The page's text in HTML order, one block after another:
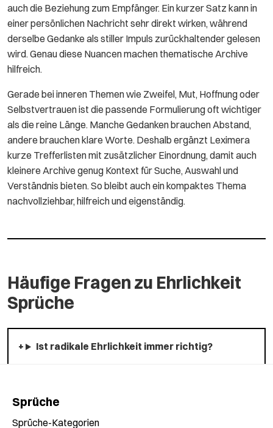
auch die Beziehung zum Empfänger. Ein kurzer Satz kann in
einer persönlichen Nachricht sehr direkt wirken, während
derselbe Gedanke als stiller Impuls zurückhaltender gelesen
wird. Genau diese Nuancen machen thematische Archive
hilfreich.
Gerade bei inneren Themen wie Zweifel, Mut, Hoffnung oder
Selbstvertrauen ist die passende Formulierung oft wichtiger
als die reine Länge. Manche Gedanken brauchen Abstand,
andere brauchen klare Worte. Deshalb ergänzt Leximera
kurze Trefferlisten mit zusätzlicher Einordnung, damit auch
kleinere Archive genug Kontext für Suche, Auswahl und
Verständnis bieten. So bleibt auch ein kompaktes Thema
nachvollziehbar, hilfreich und eigenständig.
Häufige Fragen zu Ehrlichkeit
Sprüche
Ist radikale Ehrlichkeit immer richtig?
Sprüche
Sprüche-Kategorien